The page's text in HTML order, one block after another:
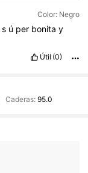
Color: Negro
s ú per bonita y
Útil (0)
Caderas: 95.0